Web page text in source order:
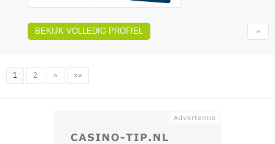
BEKIJK VOLLEDIG PROFIEL
1 2 » »»